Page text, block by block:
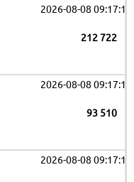
2026-08-08 09:17:19
212 722
2026-08-08 09:17:19
93 510
2026-08-08 09:17:19